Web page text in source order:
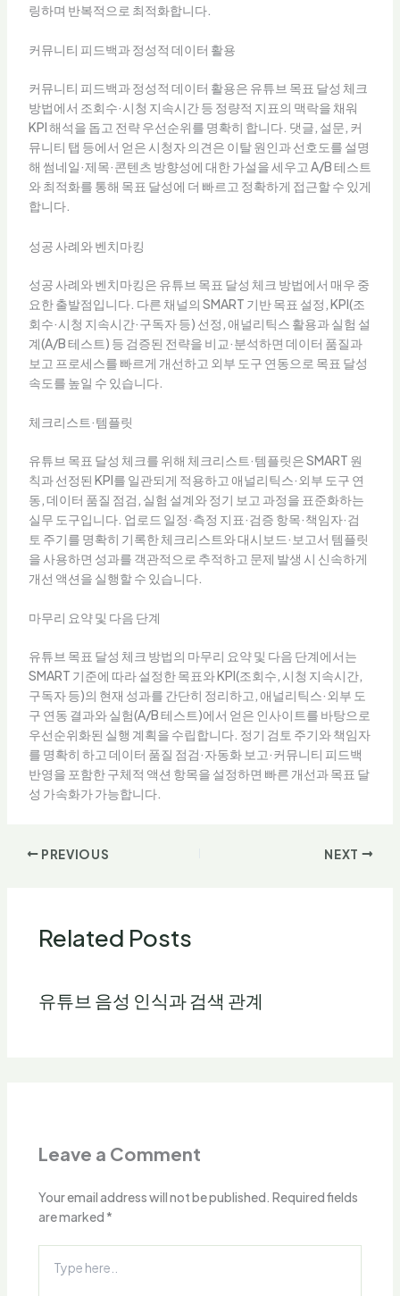
링하며 반복적으로 최적화합니다.
커뮤니티 피드백과 정성적 데이터 활용
커뮤니티 피드백과 정성적 데이터 활용은 유튜브 목표 달성 체크
방법에서 조회수·시청 지속시간 등 정량적 지표의 맥락을 채워
KPI 해석을 돕고 전략 우선순위를 명확히 합니다. 댓글, 설문, 커
뮤니티 탭 등에서 얻은 시청자 의견은 이탈 원인과 선호도를 설명
해 썸네일·제목·콘텐츠 방향성에 대한 가설을 세우고 A/B 테스트
와 최적화를 통해 목표 달성에 더 빠르고 정확하게 접근할 수 있게
합니다.
성공 사례와 벤치마킹
성공 사례와 벤치마킹은 유튜브 목표 달성 체크 방법에서 매우 중
요한 출발점입니다. 다른 채널의 SMART 기반 목표 설정, KPI(조
회수·시청 지속시간·구독자 등) 선정, 애널리틱스 활용과 실험 설
계(A/B 테스트) 등 검증된 전략을 비교·분석하면 데이터 품질과
보고 프로세스를 빠르게 개선하고 외부 도구 연동으로 목표 달성
속도를 높일 수 있습니다.
체크리스트·템플릿
유튜브 목표 달성 체크를 위해 체크리스트·템플릿은 SMART 원
칙과 선정된 KPI를 일관되게 적용하고 애널리틱스·외부 도구 연
동, 데이터 품질 점검, 실험 설계와 정기 보고 과정을 표준화하는
실무 도구입니다. 업로드 일정·측정 지표·검증 항목·책임자·검
토 주기를 명확히 기록한 체크리스트와 대시보드·보고서 템플릿
을 사용하면 성과를 객관적으로 추적하고 문제 발생 시 신속하게
개선 액션을 실행할 수 있습니다.
마무리 요약 및 다음 단계
유튜브 목표 달성 체크 방법의 마무리 요약 및 다음 단계에서는
SMART 기준에 따라 설정한 목표와 KPI(조회수, 시청 지속시간,
구독자 등)의 현재 성과를 간단히 정리하고, 애널리틱스·외부 도
구 연동 결과와 실험(A/B 테스트)에서 얻은 인사이트를 바탕으로
우선순위화된 실행 계획을 수립합니다. 정기 검토 주기와 책임자
를 명확히 하고 데이터 품질 점검·자동화 보고·커뮤니티 피드백
반영을 포함한 구체적 액션 항목을 설정하면 빠른 개선과 목표 달
성 가속화가 가능합니다.
PREVIOUS NEXT
Related Posts
유튜브 음성 인식과 검색 관계
Leave a Comment
Your email address will not be published. Required fields
are marked *
here..